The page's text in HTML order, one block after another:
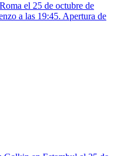
el 25 de octubre de
a las 19:45. Apertura de